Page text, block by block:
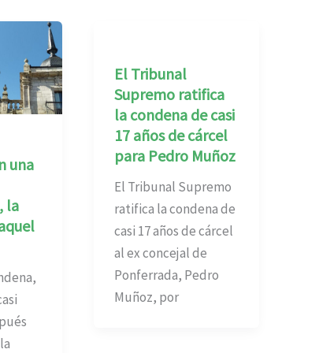
una
la
El Tribunal
Supremo ratifica
la condena de casi
17 años de cárcel
para Pedro Muñoz
El Tribunal Supremo
ratifica la condena de
casi 17 años de cárcel
al ex concejal de
Ponferrada, Pedro
Muñoz, por